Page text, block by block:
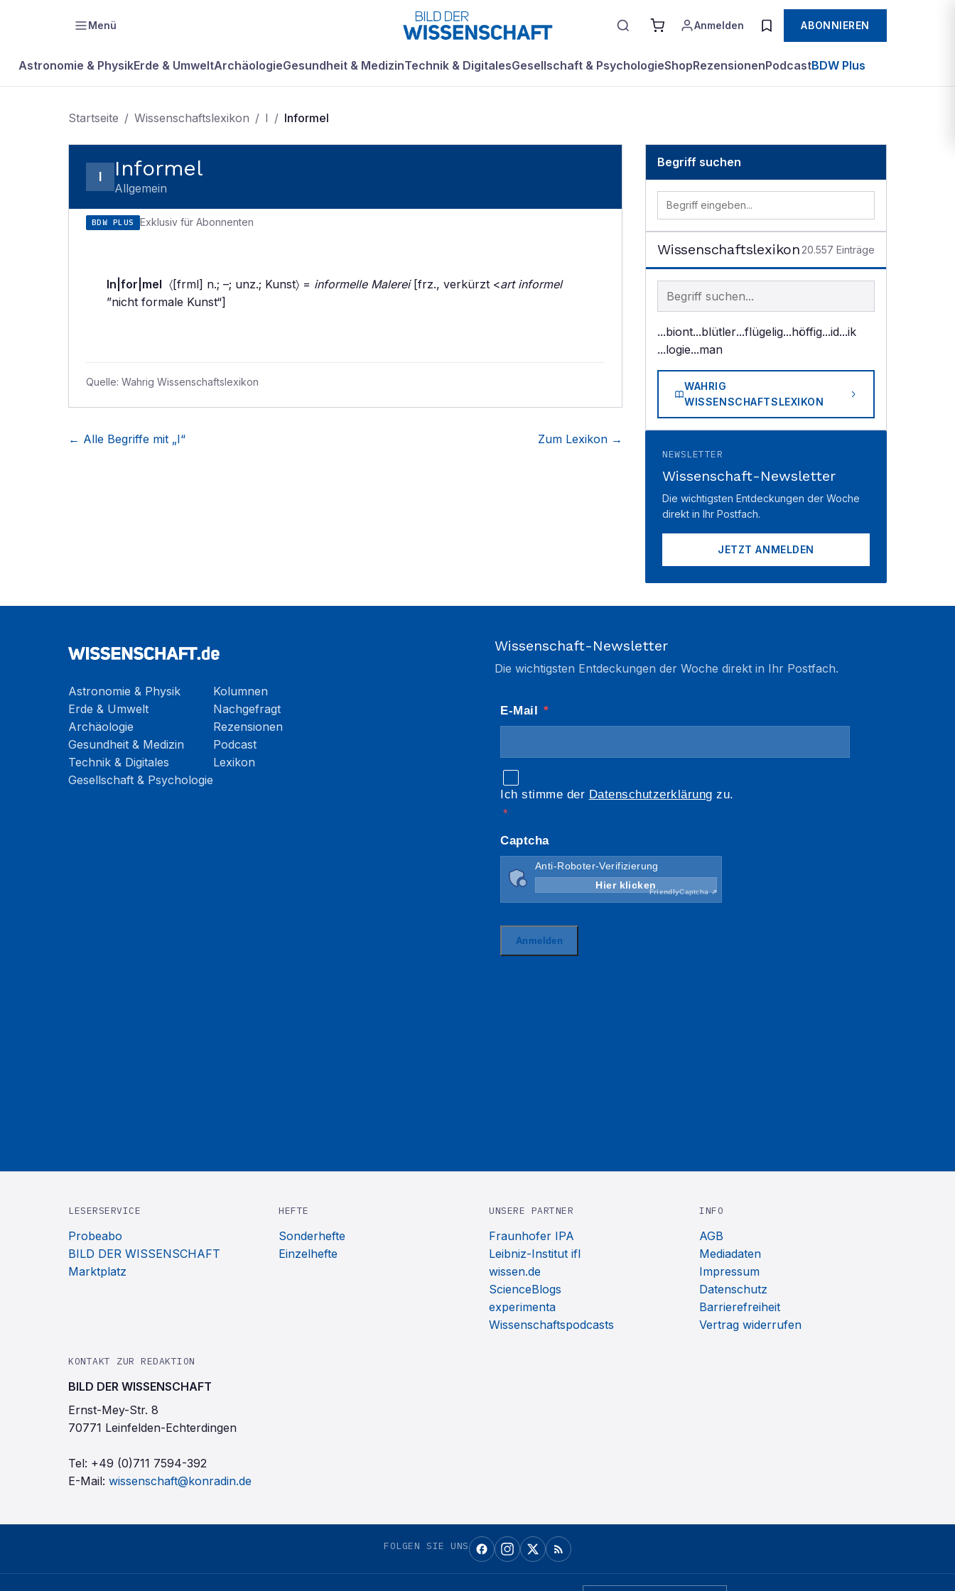
Menü Anmelden ABONNIEREN
Astronomie & PhysikErde & UmweltArchäologieGesundheit & MedizinTechnik & DigitalesGesellschaft & PsychologieShopRezensionenPodcastBDW Plus
Startseite / Wissenschaftslexikon / I / Informel
I Informel
Allgemein
BDW PLUS Exklusiv für Abonnenten
In|for|mel 〈[frml] n.; –; unz.; Kunst〉 = informelle Malerei[frz., verkürzt <art informel
”nicht formale Kunst“]
Quelle: Wahrig Wissenschaftslexikon
← Alle Begriffe mit „I“ Zum Lexikon →
Begriff suchen
Wissenschaftslexikon 20.557 Einträge
Begriff im Lexikon suchen
...biont...blütler...flügelig...höffig...id...ik
...logie...man
WAHRIG
WISSENSCHAFTSLEXIKON
NEWSLETTER
Wissenschaft-Newsletter
Die wichtigsten Entdeckungen der Woche
direkt in Ihr Postfach.
JETZT ANMELDEN
Astronomie & Physik
Erde & Umwelt
Archäologie
Gesundheit & Medizin
Technik & Digitales
Gesellschaft & Psychologie
Kolumnen
Nachgefragt
Rezensionen
Podcast
Lexikon
Wissenschaft-Newsletter
Die wichtigsten Entdeckungen der Woche direkt in Ihr Postfach.
LESERSERVICE
Probeabo
BILD DER WISSENSCHAFT
Marktplatz
HEFTE
Sonderhefte
Einzelhefte
UNSERE PARTNER
Fraunhofer IPA
Leibniz-Institut ifl
wissen.de
ScienceBlogs
experimenta
Wissenschaftspodcasts
INFO
AGB
Mediadaten
Impressum
Datenschutz
Barrierefreiheit
Vertrag widerrufen
KONTAKT ZUR REDAKTION
BILD DER WISSENSCHAFT
Ernst-Mey-Str. 8
70771 Leinfelden-Echterdingen
Tel: +49 (0)711 7594-392
E-Mail: wissenschaft@konradin.de
FOLGEN SIE UNS